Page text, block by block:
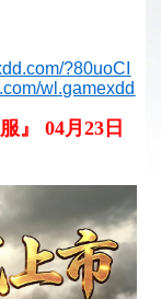
?80uoCI
wl.gamexdd
』 04月23日